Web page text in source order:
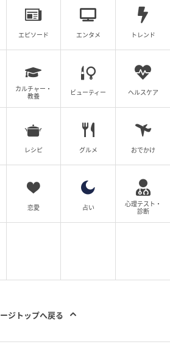
エピソード エンタメ トレンド
カルチャー・
教養
ビューティー ヘルスケア
レシピ グルメ おでかけ
恋愛 占い
心理テスト・
診断
ジトップへ戻る